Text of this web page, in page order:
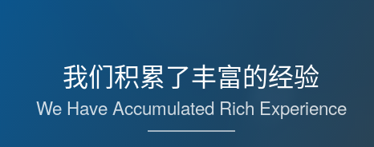
我们积累了丰富的经验
We Have Accumulated Rich Experience